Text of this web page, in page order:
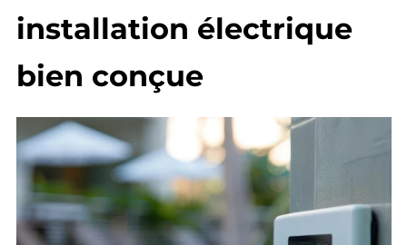
installation électrique
bien conçue